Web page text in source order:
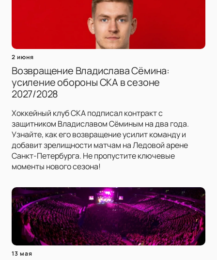
2 июня
Возвращение Владислава Сёмина:
усиление обороны СКА в сезоне
2027/2028
Хоккейный клуб СКА подписал контракт с
защитником Владиславом Сёминым на два года.
Узнайте, как его возвращение усилит команду и
добавит зрелищности матчам на Ледовой арене
Санкт-Петербурга. Не пропустите ключевые
моменты нового сезона!
13 мая